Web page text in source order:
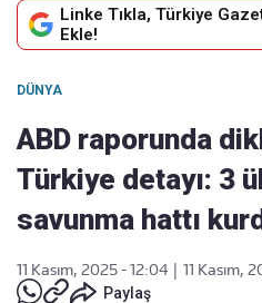
Linke Tıkla, Türkiye
Ekle!
DÜNYA
ABD raporunda
Türkiye detayı: 3
savunma hattı
11 Kasım, 2025 - 12:04
11 Kasım,
Paylaş